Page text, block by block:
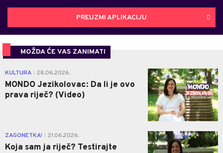
PREUZMI APLIKACIJU
MOŽDA ĆE VAS ZANIMATI
KULTURA 28.06.2026.
MONDO Jezikolovac: Da li je ovo
prava riječ? (Video)
0
ZAGONETKA! 21.06.2026.
Koja sam ja riječ? Testirajte
1